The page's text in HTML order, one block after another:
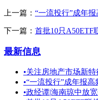
上一篇： “一流投行”成年
下一篇： 首批10只A50ETF
最新信息
•关注房地产市场新特
•“一流投行”成年报
•政经谭|海南琼中放